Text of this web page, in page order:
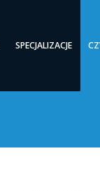
SPECJALIZACJE